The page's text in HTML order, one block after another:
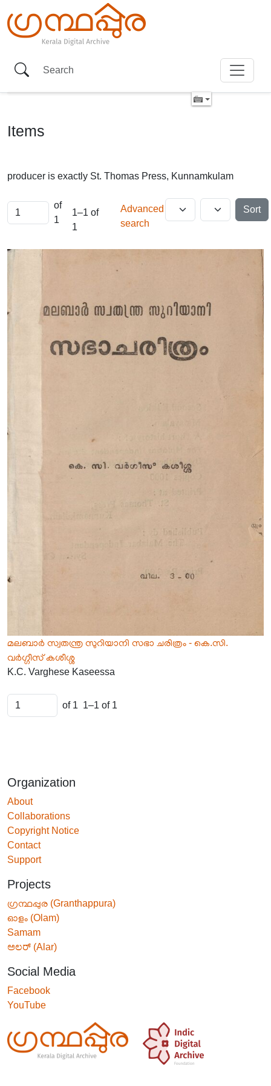
Items
producer is exactly St. Thomas Press, Kunnamkulam
of
1
1–1 of
1
Advanced
search
Sort
മലബാർ സ്വതന്ത്ര സുറിയാനി സഭാ ചരിത്രം - കെ.സി.
വർഗ്ഗീസ് കശീശ്ശ
K.C. Varghese Kaseessa
of 1 1–1 of 1
Organization
About
Collaborations
Copyright Notice
Contact
Support
Projects
ഗ്രന്ഥപ്പുര (Granthappura)
ഓളം (Olam)
Samam
ಅಲರ್ (Alar)
Social Media
Facebook
YouTube